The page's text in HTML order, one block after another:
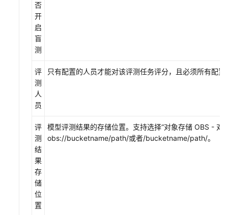
否
开
启
盲
测
评
测
人
员
只有配置的人员才能对该评测任务评分，且必须所有配
评
测
结
果
存
储
位
置
模型评测结果的存储位置。支持选择“对象存储 OBS - 对
obs://bucketname/path/或者/bucketname/path/。